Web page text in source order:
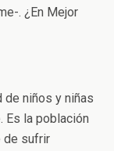
. ¿En Mejor
niños y niñas
Es la población
de sufrir